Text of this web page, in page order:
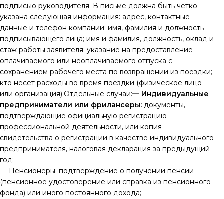
подписью руководителя. В письме должна быть четко
указана следующая информация: адрес, контактные
данные и телефон компании; имя, фамилия и должность
подписывающего лица; имя и фамилия, должность, оклад и
стаж работы заявителя; указание на предоставление
оплачиваемого или неоплачиваемого отпуска с
сохранением рабочего места по возвращении из поездки;
кто несет расходы во время поездки (физическое лицо
или организация).Отдельные случаи:— Индивидуальные
предприниматели или фрилансеры: документы,
подтверждающие официальную регистрацию
профессиональной деятельности, или копия
свидетельства о регистрации в качестве индивидуального
предпринимателя, налоговая декларация за предыдущий
год;
— Пенсионеры: подтверждение о получении пенсии
(пенсионное удостоверение или справка из пенсионного
фонда) или иного постоянного дохода;